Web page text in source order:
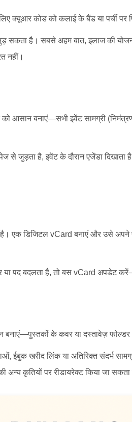
क्यूआर कोड को कलाई के बैंड या पर्ची पर
सकता है। सबसे अहम बात, इलाज की
नहीं।
आसान बनाएं—सभी इवेंट सामग्री
जुड़ता है, इवेंट के दौरान एजेंडा दिखाता
है। एक डिजिटल vCard बनाएं और उसे अपने
पद बदलता है, तो बस vCard अपडेट
बनाएं—पुस्तकों के कवर या दस्तावेज़
ईबुक खरीद लिंक या अतिरिक्त संदर्भ
कृतियों पर रीडायरेक्ट किया जा सकता